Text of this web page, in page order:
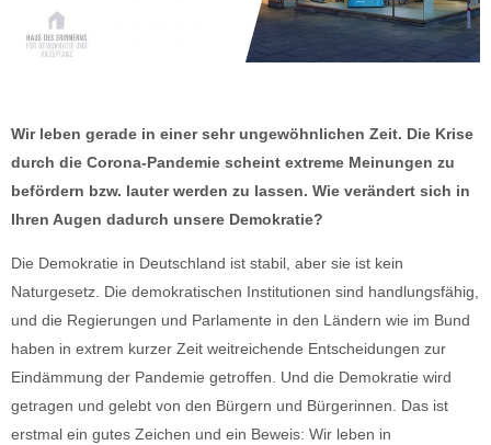
Wir leben gerade in einer sehr ungewöhnlichen Zeit. Die Krise
durch die Corona-Pandemie scheint extreme Meinungen zu
befördern bzw. lauter werden zu lassen. Wie verändert sich in
Ihren Augen dadurch unsere Demokratie?
Die Demokratie in Deutschland ist stabil, aber sie ist kein
Naturgesetz. Die demokratischen Institutionen sind handlungsfähig,
und die Regierungen und Parlamente in den Ländern wie im Bund
haben in extrem kurzer Zeit weitreichende Entscheidungen zur
Eindämmung der Pandemie getroffen. Und die Demokratie wird
getragen und gelebt von den Bürgern und Bürgerinnen. Das ist
erstmal ein gutes Zeichen und ein Beweis: Wir leben in